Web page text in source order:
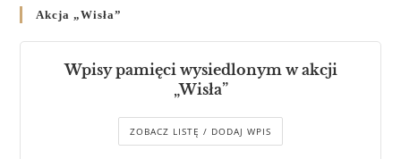
Akcja „Wisła”
Wpisy pamięci wysiedlonym w akcji
„Wisła”
ZOBACZ LISTĘ / DODAJ WPIS